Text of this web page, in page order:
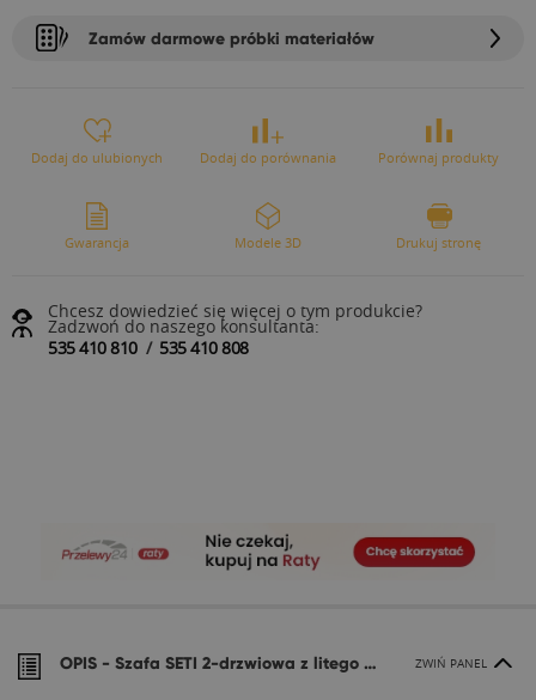
Zamów darmowe próbki materiałów
Dodaj do ulubionych Dodaj do porównania Porównaj produkty
Gwarancja Modele 3D Drukuj stronę
Chcesz dowiedzieć się więcej o tym produkcie?
Zadzwoń do naszego konsultanta:
535 410 810/ 535 410 808
OPIS - Szafa SETI 2-drzwiowa z litego drewna ZWIŃ PANEL